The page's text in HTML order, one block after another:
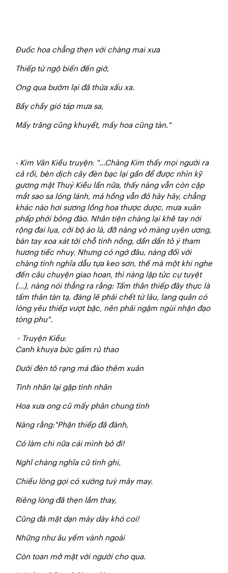
Đuốc hoa chẳng thẹn với chàng mai xưa
Thiếp từ ngộ biến đến giờ,
Ong qua bướm lại đã thừa xấu xa.
Bầy chầy gió táp mưa sa,
Mấy trăng cũng khuyết, mấy hoa cũng tàn."
- Kim Vân Kiều truyện: "...Chàng Kim thấy mọi người ra
cả rồi, bèn dịch cây đèn bạc lại gần để được nhìn kỹ
gương mặt Thuý Kiều lần nữa, thấy nàng vẫn còn cặp
mắt sao sa lóng lánh, má hồng vẫn đỏ hây hây, chẳng
khác nào hơi sương lồng hoa thược dược, mưa xuân
phấp phới bông đào. Nhân tiện chàng lại khẽ tay nới
rộng đai lụa, cởi bộ áo là, đỡ nàng vô màng uyên ương,
bàn tay xoa xát tới chỗ tình nồng, dần dần tỏ ý tham
hương tiếc nhuỵ. Nhưng có ngờ đâu, nàng đối với
chàng tình nghĩa dẫu tựa keo sơn, thế mà một khi nghe
đến câu chuyện giao hoan, thì nàng lập tức cự tuyệt
(...), nàng nói thẳng ra rằng: Tấm thân thiếp đây thực là
tấm thân tàn tạ, đáng lẽ phải chết từ lâu, lang quân có
lòng yêu thiếp vượt bậc, nên phải ngậm ngùi nhận đạo
tòng phu".
- Truyện Kiều:
Canh khuya bức gấm rủ thao
Dưới đèn tỏ rạng má đào thêm xuân
Tình nhân lại gặp tình nhân
Hoa xưa ong cũ mấy phân chung tình
Nàng rằng:"Phận thiếp đã đành,
Có làm chi nữa cái mình bỏ đi!
Nghĩ chàng nghĩa cũ tình ghi,
Chiều lòng gọi có xướng tuỳ mảy may.
Riêng lòng đã thẹn lắm thay,
Cũng đà mặt dạn mày dày khó coi!
Những như âu yếm vành ngoài
Còn toan mở mặt với người cho qua.